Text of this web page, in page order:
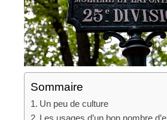
Sommaire
Un peu de culture
Les usages d’un bon nombre